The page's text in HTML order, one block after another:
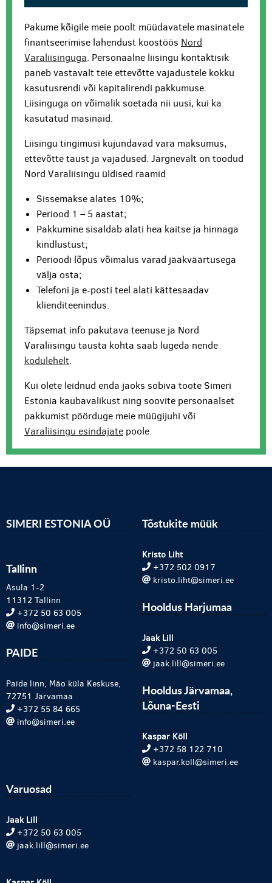
Pakume kõigile meie poolt müüdavatele masinatele
finantseerimise lahendust koostöös Nord
Varaliisinguga. Personaalne liisingu kontaktisik
paneb vastavalt teie ettevõtte vajadustele kokku
kasutusrendi või kapitalirendi pakkumuse.
Liisinguga on võimalik soetada nii uusi, kui ka
kasutatud masinaid.
Liisingu tingimusi kujundavad vara maksumus,
ettevõtte taust ja vajadused. Järgnevalt on toodud
Nord Varaliisingu üldised raamid
Sissemakse alates 10%;
Periood 1 – 5 aastat;
Pakkumine sisaldab alati hea kaitse ja hinnaga
kindlustust;
Perioodi lõpus võimalus varad jääkväärtusega
välja osta;
Telefoni ja e-posti teel alati kättesaadav
klienditeenindus.
Täpsemat info pakutava teenuse ja Nord
Varaliisingu tausta kohta saab lugeda nende
kodulehelt.
Kui olete leidnud enda jaoks sobiva toote Simeri
Estonia kaubavalikust ning soovite personaalset
pakkumist pöörduge meie müügijuhi või
Varaliisingu esindajate poole.
SIMERI ESTONIA OÜ
Tallinn
Asula 1-2
11312 Tallinn
+372 50 63 005
info@simeri.ee
PAIDE
Paide linn, Mäo küla Keskuse,
72751 Järvamaa
+372 55 84 665
info@simeri.ee
Tõstukite müük
Kristo Liht
+372 502 0917
kristo.liht@simeri.ee
Hooldus Harjumaa
Jaak Lill
+372 50 63 005
jaak.lill@simeri.ee
Hooldus Järvamaa,
Lõuna-Eesti
Kaspar Köll
+372 58 122 710
kaspar.koll@simeri.ee
Varuosad
Jaak Lill
+372 50 63 005
jaak.lill@simeri.ee